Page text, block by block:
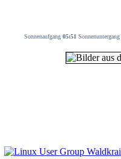
Sonnenaufgang 05:51 Sonnenuntergang